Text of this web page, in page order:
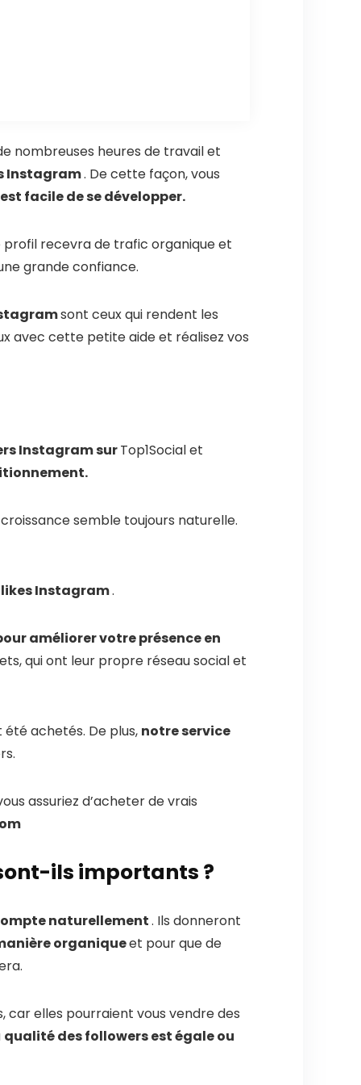
nombreuses heures de travail et
Instagram. De cette façon, vous
facile de se développer.
profil recevra de trafic organique et
grande confiance.
sont ceux qui rendent les
avec cette petite aide et réalisez vos
Instagram surTop1Social et
semble toujours naturelle.
Instagram.
améliorer votre présence en
qui ont leur propre réseau social et
achetés. De plus, notre service
assuriez d’acheter de vrais
ils importants ?
naturellement. Ils donneront
organiqueet pour que de
car elles pourraient vous vendre des
qualité des followers est égale ou